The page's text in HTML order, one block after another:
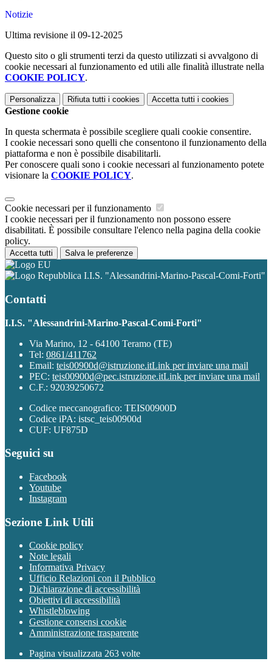
Notizie
Ultima revisione il 09-12-2025
Questo sito o gli strumenti terzi da questo utilizzati si avvalgono di
cookie necessari al funzionamento ed utili alle finalità illustrate nella
COOKIE POLICY.
Personalizza Rifiuta tutti i cookies Accetta tutti i cookies
Gestione cookie
In questa schermata è possibile scegliere quali cookie consentire.
I cookie necessari sono quelli che consentono il funzionamento della
piattaforma e non è possibile disabilitarli.
Per conoscere quali sono i cookie necessari al funzionamento potete
visionare la COOKIE POLICY.
Cookie necessari per il funzionamento
I cookie necessari per il funzionamento non possono essere
disabilitati. È possibile consultare l'elenco nella pagina della cookie
policy.
Accetta tutti Salva le preferenze
I.I.S. "Alessandrini-Marino-Pascal-Comi-Forti"
Contatti
I.I.S. "Alessandrini-Marino-Pascal-Comi-Forti"
Via Marino, 12 - 64100 Teramo (TE)
Tel: 0861/411762
Email: teis00900d@istruzione.itLink per inviare una mail
PEC: teis00900d@pec.istruzione.itLink per inviare una mail
C.F.: 92039250672
Codice meccanografico: TEIS00900D
Codice iPA: istsc_teis00900d
CUF: UF875D
Seguici su
Facebook
Youtube
Instagram
Sezione Link Utili
Cookie policy
Note legali
Informativa Privacy
Ufficio Relazioni con il Pubblico
Dichiarazione di accessibilità
Obiettivi di accessibilità
Whistleblowing
Gestione consensi cookie
Amministrazione trasparente
Pagina visualizzata 263 volte